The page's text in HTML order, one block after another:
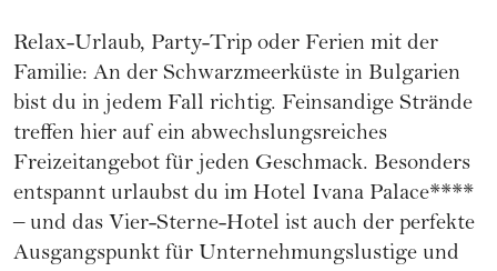
Relax-Urlaub, Party-Trip oder Ferien mit der
Familie: An der Schwarzmeerküste in Bulgarien
bist du in jedem Fall richtig. Feinsandige Strände
treffen hier auf ein abwechslungsreiches
Freizeitangebot für jeden Geschmack. Besonders
entspannt urlaubst du im Hotel Ivana Palace****
– und das Vier-Sterne-Hotel ist auch der perfekte
Ausgangspunkt für Unternehmungslustige und